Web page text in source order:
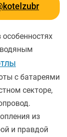
водяным
с батареями
секторе,
из
и правдой